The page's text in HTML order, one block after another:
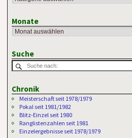
Monate
Suche
Chronik
Meisterschaft seit 1978/1979
Pokal seit 1981/1982
Blitz-Einzel seit 1980
Ranglistenzahlen seit 1981
Einzelergebnisse seit 1978/1979